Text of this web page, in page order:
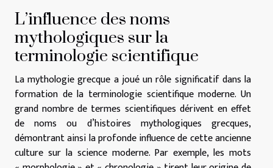
L’influence des noms
mythologiques sur la
terminologie scientifique
La mythologie grecque a joué un rôle significatif dans la
formation de la terminologie scientifique moderne. Un
grand nombre de termes scientifiques dérivent en effet
de noms ou d’histoires mythologiques grecques,
démontrant ainsi la profonde influence de cette ancienne
culture sur la science moderne. Par exemple, les mots